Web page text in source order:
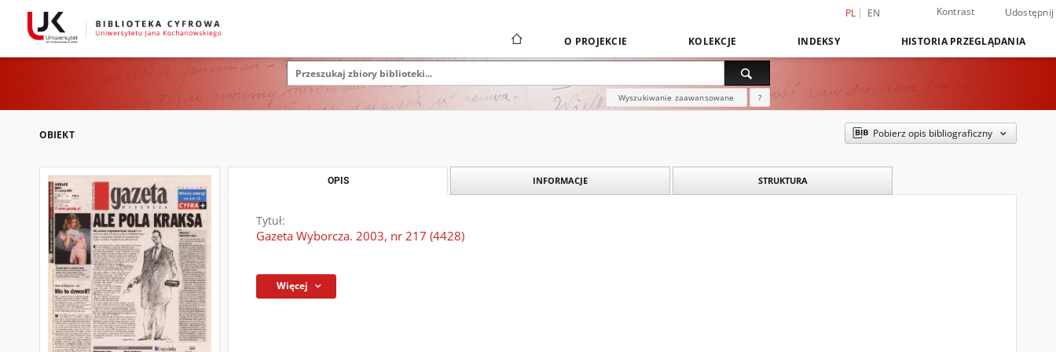
PL EN Kontrast Udostępnij
O PROJEKCIE KOLEKCJE INDEKSY HISTORIA PRZEGLĄDANIA
Wyszukiwanie zaawansowane ?
OBIEKT Pobierz opis bibliograficzny
OPIS INFORMACJE STRUKTURA
Tytuł:
Gazeta Wyborcza. 2003, nr 217 (4428)
Więcej